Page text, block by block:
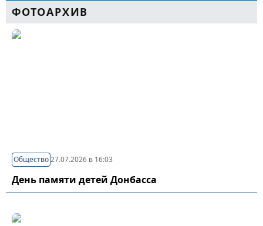
ФОТОАРХИВ
Общество27.07.2026 в 16:03
День памяти детей Донбасса